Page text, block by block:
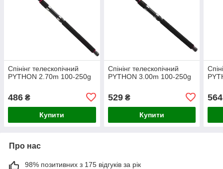
Спінінг телескопічний
PYTHON 2.70m 100-250g
486 ₴
Купити
Спінінг телескопічний
PYTHON 3.00m 100-250g
529₴
Купити
564
Про нас
98% позитивних з 175 відгуків за рік